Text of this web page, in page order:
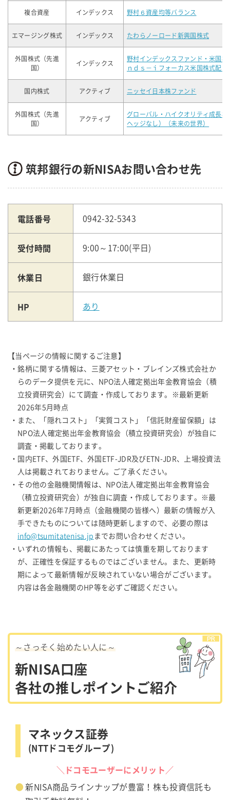
複合資産 インデックス 野村６資産均等バランス
エマージング株式 インデックス たわらノーロード新興国株式
外国株式（先進
国）
インデックス
野村インデックスファンド・米国
ｎｄｓ－ｉフォーカス米国株式配当
国内株式 アクティブ ニッセイ日本株ファンド
外国株式（先進
国）
アクティブ
グローバル・ハイクオリティ成長
ヘッジなし）（未来の世界）
筑邦銀行の新NISAお問い合わせ先
電話番号 0942-32-5343
受付時間 9:00～17:00(平日)
休業日 銀行休業日
HP あり
【当ページの情報に関するご注意】
・銘柄に関する情報は、三菱アセット・ブレインズ株式会社か
らのデータ提供を元に、NPO法人確定拠出年金教育協会（積
立投資研究会）にて調査・作成しております。※最新更新
2026年5月時点
・また、「隠れコスト」「実質コスト」「信託財産留保額」は
NPO法人確定拠出年金教育協会（積立投資研究会）が独自に
調査・掲載しております。
・国内ETF、外国ETF、外国ETF-JDR及びETN-JDR、上場投資法
人は掲載されておりません。ご了承ください。
・その他の金融機関情報は、NPO法人確定拠出年金教育協会
（積立投資研究会）が独自に調査・作成しております。※最
新更新2026年7月時点（金融機関の皆様へ）最新の情報が入
手できたものについては随時更新しますので、必要の際は
info@tsumitatenisa.jp までお問い合わせください。
・いずれの情報も、掲載にあたっては慎重を期しております
が、正確性を保証するものではございません。また、更新時
期によって最新情報が反映されていない場合がございます。
内容は各金融機関のHP等を必ずご確認ください。
～さっそく始めたい人に～
新NISA口座
各社の推しポイントご紹介
マネックス証券
(NTTドコモグループ)
＼ドコモユーザーにメリット／
新NISA商品ラインナップが豊富！株も投資信託も